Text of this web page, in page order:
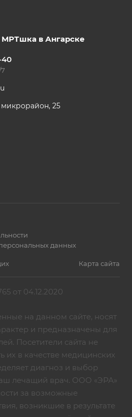
в Ангарске
40
микрорайон, 25
данных
Карта сайта
от 04.12.2020
на данном сайте, носят
и предназначены для
Посетители сайта не
их в качестве медицинских
диагноз и выбор
лечащий врач. ООО «ЭРА»
за возможные
возникшие в результате